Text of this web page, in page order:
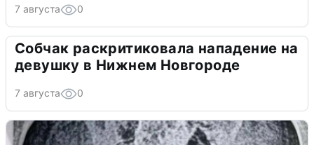
7 августа 0
Собчак раскритиковала нападение на
девушку в Нижнем Новгороде
7 августа 0